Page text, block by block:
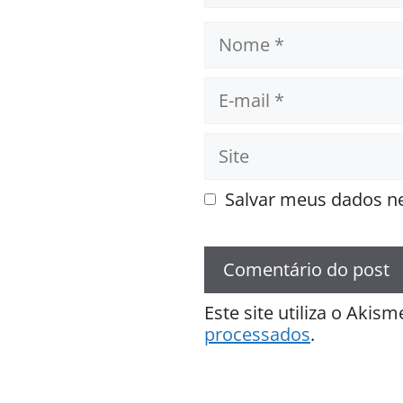
mail
Salvar meus dados
Este site utiliza o
processados.